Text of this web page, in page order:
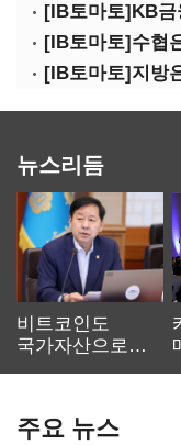
뉴스리듬
비트코인도
국가자산으로…'
주요 뉴스